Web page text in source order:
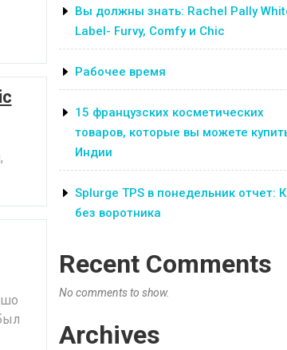
Вы должны знать: Rachel Pally
Label- Furvy, Comfy и Chic
Рабочее время
15 французских косметических
товаров, которые вы можете
Индии
Splurge TPS в понедельник отчет:
без воротника
Recent Comments
No comments to show.
Archives